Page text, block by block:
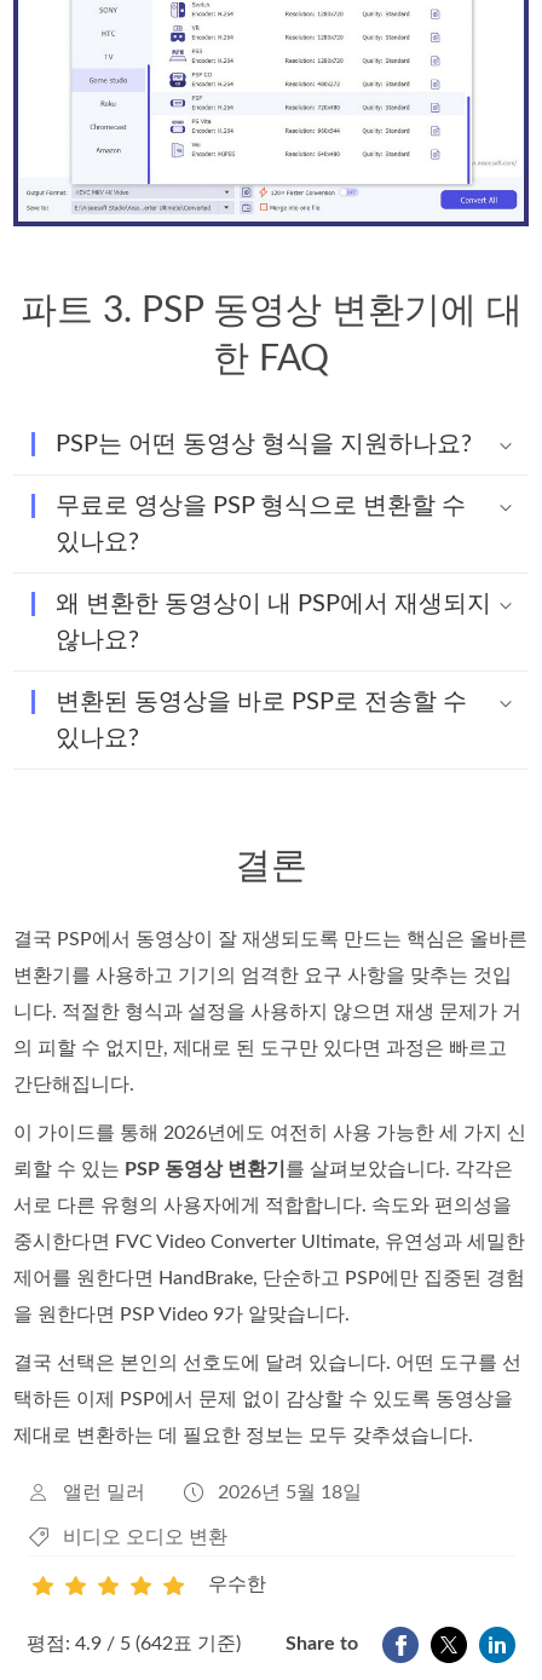
파트 3. PSP 동영상 변환기에 대
한 FAQ
PSP는 어떤 동영상 형식을 지원하나요?
무료로 영상을 PSP 형식으로 변환할 수
있나요?
왜 변환한 동영상이 내 PSP에서 재생되지
않나요?
변환된 동영상을 바로 PSP로 전송할 수
있나요?
결론
결국 PSP에서 동영상이 잘 재생되도록 만드는 핵심은 올바른
변환기를 사용하고 기기의 엄격한 요구 사항을 맞추는 것입
니다. 적절한 형식과 설정을 사용하지 않으면 재생 문제가 거
의 피할 수 없지만, 제대로 된 도구만 있다면 과정은 빠르고
간단해집니다.
이 가이드를 통해 2026년에도 여전히 사용 가능한 세 가지 신
뢰할 수 있는 PSP 동영상 변환기 를 살펴보았습니다. 각각은
서로 다른 유형의 사용자에게 적합합니다. 속도와 편의성을
중시한다면 FVC Video Converter Ultimate, 유연성과 세밀한
제어를 원한다면 HandBrake, 단순하고 PSP에만 집중된 경험
을 원한다면 PSP Video 9가 알맞습니다.
결국 선택은 본인의 선호도에 달려 있습니다. 어떤 도구를 선
택하든 이제 PSP에서 문제 없이 감상할 수 있도록 동영상을
제대로 변환하는 데 필요한 정보는 모두 갖추셨습니다.
앨런 밀러 2026년 5월 18일
비디오 오디오 변환
우수한
평점: 4.9 / 5 (642표 기준) Share to